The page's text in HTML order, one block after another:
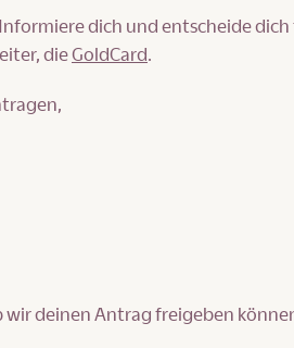
dich und entscheide
dieGoldCard.
wir deinen Antrag freigeben